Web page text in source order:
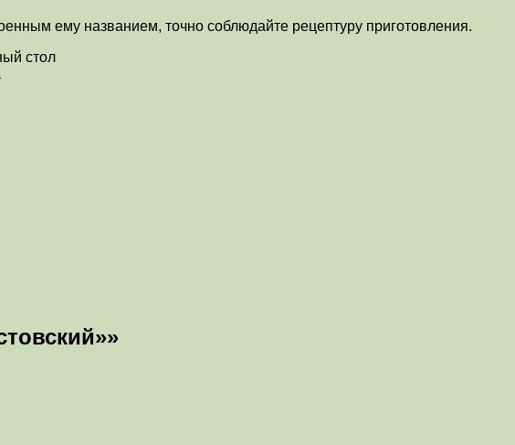
ему названием, точно соблюдайте рецептуру приготовления.
стол